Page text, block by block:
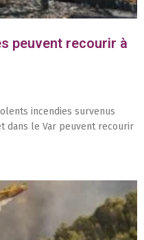
peuvent recourir à
incendies survenus
dans le Var peuvent recourir